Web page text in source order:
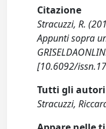
Citazione
Stracuzzi, R.
Appunti sopra
[10.6092/
Tutti gli autori
Stracuzzi,